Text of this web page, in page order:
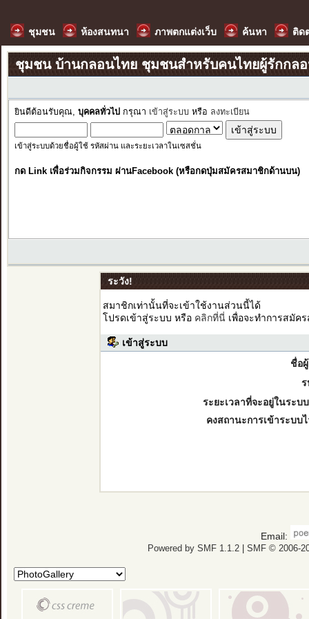
ชุมชน ห้องสนทนา ภาพตกแต่งเว็บ ค้นหา ติด
ชุมชน บ้านกลอนไทย ชุมชนสำหรับคนไทยผู้รักกล
ยินดีต้อนรับคุณ, บุคคลทั่วไป กรุณา เข้าสู่ระบบ หรือ ลงทะเบียน
เข้าสู่ระบบด้วยชื่อผู้ใช้ รหัสผ่าน และระยะเวลาในเซสชั่น
กด Link เพื่อร่วมกิจกรรม ผ่านFacebook (หรือกดปุ่มสมัครสมาชิกด้านบน)
ระวัง!
สมาชิกเท่านั้นที่จะเข้าใช้งานส่วนนี้ได้
โปรดเข้าสู่ระบบ หรือ คลิกที่นี่เพื่อจะทำการสมัค
เข้าสู่ระบบ
ชื่อ
ระยะเวลาที่จะอยู่ในระบ
คงสถานะการเข้าระบบ
Email:
Powered by SMF 1.1.2| SMF © 2006-